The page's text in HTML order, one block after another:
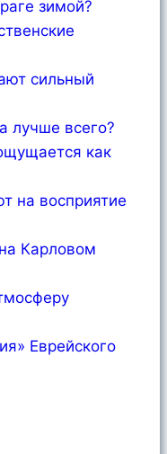
зимой?
сильный
лучше всего?
как
на восприятие
Карловом
Еврейского